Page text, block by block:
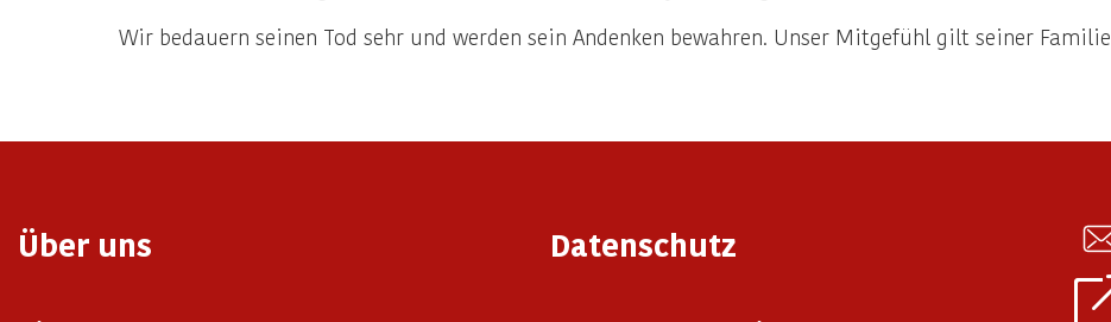
Wir bedauern seinen Tod sehr und werden sein Andenken bewahren. Unser Mitgefühl gilt seiner Familie.
Über uns Datenschutz